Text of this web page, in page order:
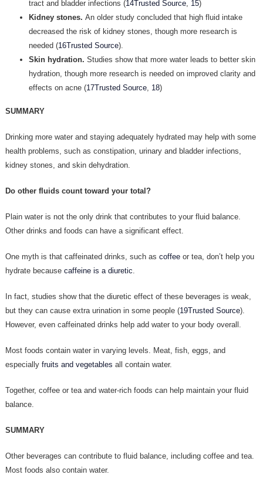
tract and bladder infections (14Trusted Source, 15)
Kidney stones. An older study concluded that high fluid intake
decreased the risk of kidney stones, though more research is
needed (16Trusted Source).
Skin hydration. Studies show that more water leads to better skin
hydration, though more research is needed on improved clarity and
effects on acne (17Trusted Source, 18)
SUMMARY
Drinking more water and staying adequately hydrated may help with some
health problems, such as constipation, urinary and bladder infections,
kidney stones, and skin dehydration.
Do other fluids count toward your total?
Plain water is not the only drink that contributes to your fluid balance.
Other drinks and foods can have a significant effect.
One myth is that caffeinated drinks, such as coffee or tea, don’t help you
hydrate because caffeine is a diuretic.
In fact, studies show that the diuretic effect of these beverages is weak,
but they can cause extra urination in some people (19Trusted Source).
However, even caffeinated drinks help add water to your body overall.
Most foods contain water in varying levels. Meat, fish, eggs, and
especially fruits and vegetables all contain water.
Together, coffee or tea and water-rich foods can help maintain your fluid
balance.
SUMMARY
Other beverages can contribute to fluid balance, including coffee and tea.
Most foods also contain water.